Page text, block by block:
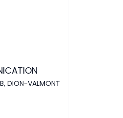
DION-VALMONT